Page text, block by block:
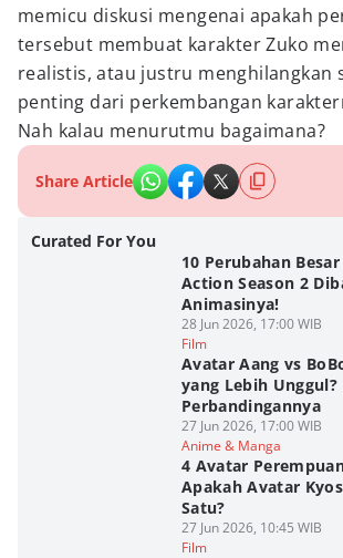
memicu diskusi mengenai apakah
tersebut membuat karakter Zuko
realistis, atau justru menghilangkan
penting dari perkembangan
Nah kalau menurutmu bagaimana?
Share Article
Curated For You
10 Perubahan
Action Season 2
Animasinya!
28 Jun 2026, 17:00 WIB
Film
Avatar Aang vs
yang Lebih Unggul?
Perbandingannya
27 Jun 2026, 17:00 WIB
Anime & Manga
4 Avatar
Apakah Avatar
Satu?
27 Jun 2026, 10:45 WIB
Film